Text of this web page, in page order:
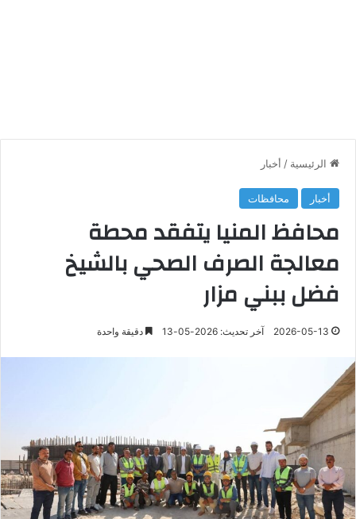
الرئيسية / أخبار
أخبار محافظات
محافظ المنيا يتفقد محطة
معالجة الصرف الصحي بالشيخ
فضل ببني مزار
2026-05-13 آخر تحديث: 2026-05-13 دقيقة واحدة